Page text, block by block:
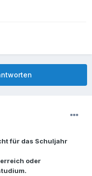
für das Schuljahr
oder